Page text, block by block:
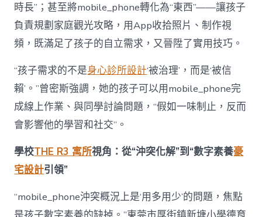
時長”；甚至將mobile_phone轉化為“東西”——讓孩子
負責規劃家庭觀光攻略，用App收拾照片、制作視
頻，既滿足了孩子的自立需求，又晉陞了實用技巧。
“孩子需求的不是身心診所設計‘被治理’，而是‘被信
賴’。”曾密斯強調，她的孩子可以用mobile_phone完
成線上作業、與同學討論問題，“假如一味制止，反而
會影響他的學習和社交”。
學校THE R3 寓所視角：從“沖突化解”到“數字素養豪
宅設計引領”
“mobile_phone沖突概況上是‘用多用少’的問題，焦點